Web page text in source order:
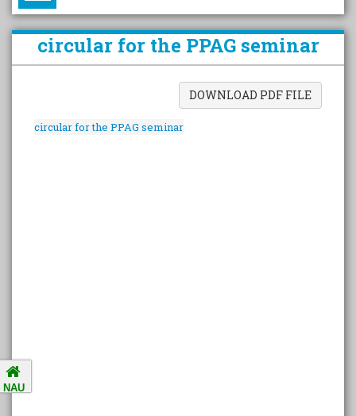
કુલપતિની પરિવર્તનકારી પહેલનું
વિહંગાવલોકન (ઓક્ટોબર ૨૦૨૦-૨૦૨૫)
Amalsad Chikoo Gets GI Tag:
Boost for Local Farmers and
circular for the PPAG seminar
DOWNLOAD PDF FILE
circular for the PPAG seminar
NAU